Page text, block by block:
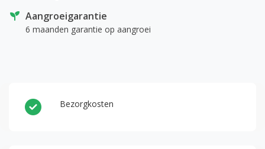
Aangroeigarantie
6 maanden garantie op aangroei
Bezorgkosten